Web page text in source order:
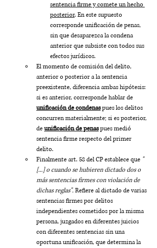
sentencia firme y comete un hecho
posterior. En este supuesto
corresponde unificación de penas,
sin que desaparezca la condena
anterior que subsiste con todos sus
efectos jurídicos.
El momento de comisión del delito,
anterior o posterior a la sentencia
preexistente, diferencia ambas hipótesis:
si es anterior, corresponde hablar de
unificación de condenas pues los delitos
concurren materialmente; si es posterior,
de unificación de penas pues medió
sentencia firme respecto del primer
delito.
Finalmente art. 58 del CP establece que "
[...] o cuando se hubieren dictado dos o
más sentencias firmes con violación de
dichas reglas". Refiere al dictado de varias
sentencias firmes por delitos
independientes cometidos por la misma
persona, juzgados en diferentes juicios
con diferentes sentencias sin una
oportuna unificación, que determina la